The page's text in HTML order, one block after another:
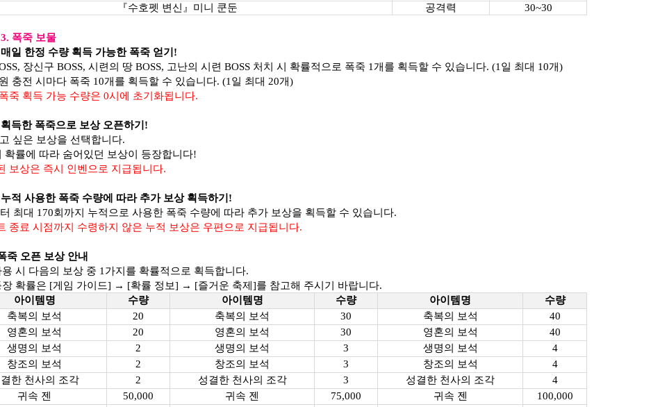
『수호펫 변신』미니 쿤둔
공격력 30~30
폭죽 보물
매일 한정 수량 획득 가능한 폭죽 얻기!
장신구 BOSS, 시련의 땅 BOSS, 고난의 시련 BOSS 처치 시 확률적으로 폭죽 1개를 획득할 수 있습니다. (1일 최대 10개)
충전 시마다 폭죽 10개를 획득할 수 있습니다. (1일 최대 20개)
죽 획득 가능 수량은 0시에 초기화됩니다.
획득한 폭죽으로 보상 오픈하기!
싶은 보상을 선택합니다.
확률에 따라 숨어있던 보상이 등장합니다!
보상은 즉시 인벤으로 지급됩니다.
누적 사용한 폭죽 수량에 따라 추가 보상 획득하기!
최대 170회까지 누적으로 사용한 폭죽 수량에 따라 추가 보상을 획득할 수 있습니다.
종료 시점까지 수령하지 않은 누적 보상은 우편으로 지급됩니다.
죽 오픈 보상 안내
시 다음의 보상 중 1가지를 확률적으로 획득합니다.
장 확률은 [게임 가이드] → [확률 정보] → [즐거운 축제]를 참고해 주시기 바랍니다.
아이템명
수량 아이템명 수량 아이템명
수량
축복의 보석
20 축복의 보석 30 축복의 보석
40
영혼의 보석
20 영혼의 보석 30 영혼의 보석
40
생명의 보석
2 생명의 보석 3 생명의 보석
4
창조의 보석
2 창조의 보석 3 창조의 보석
4
한 천사의 조각
2 성결한 천사의 조각 3 성결한 천사의 조각
4
귀속 젠
50,000 귀속 젠 75,000 귀속 젠
100,000